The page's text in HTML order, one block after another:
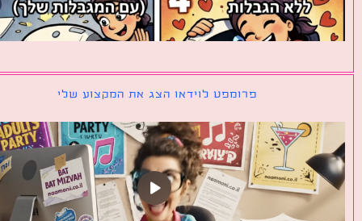
פרומפט לוידאו הצג את המקצוע שלי